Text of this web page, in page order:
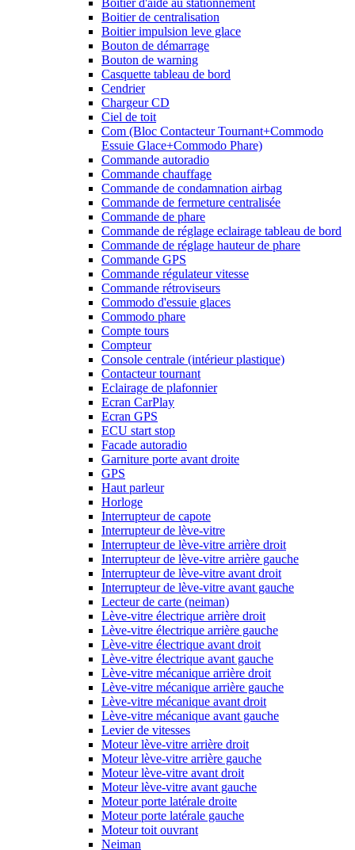
Boitier d'aide au stationnement
Boitier de centralisation
Boitier impulsion leve glace
Bouton de démarrage
Bouton de warning
Casquette tableau de bord
Cendrier
Chargeur CD
Ciel de toit
Com (Bloc Contacteur Tournant+Commodo
Essuie Glace+Commodo Phare)
Commande autoradio
Commande chauffage
Commande de condamnation airbag
Commande de fermeture centralisée
Commande de phare
Commande de réglage eclairage tableau de bord
Commande de réglage hauteur de phare
Commande GPS
Commande régulateur vitesse
Commande rétroviseurs
Commodo d'essuie glaces
Commodo phare
Compte tours
Compteur
Console centrale (intérieur plastique)
Contacteur tournant
Eclairage de plafonnier
Ecran CarPlay
Ecran GPS
ECU start stop
Facade autoradio
Garniture porte avant droite
GPS
Haut parleur
Horloge
Interrupteur de capote
Interrupteur de lève-vitre
Interrupteur de lève-vitre arrière droit
Interrupteur de lève-vitre arrière gauche
Interrupteur de lève-vitre avant droit
Interrupteur de lève-vitre avant gauche
Lecteur de carte (neiman)
Lève-vitre électrique arrière droit
Lève-vitre électrique arrière gauche
Lève-vitre électrique avant droit
Lève-vitre électrique avant gauche
Lève-vitre mécanique arrière droit
Lève-vitre mécanique arrière gauche
Lève-vitre mécanique avant droit
Lève-vitre mécanique avant gauche
Levier de vitesses
Moteur lève-vitre arrière droit
Moteur lève-vitre arrière gauche
Moteur lève-vitre avant droit
Moteur lève-vitre avant gauche
Moteur porte latérale droite
Moteur porte latérale gauche
Moteur toit ouvrant
Neiman